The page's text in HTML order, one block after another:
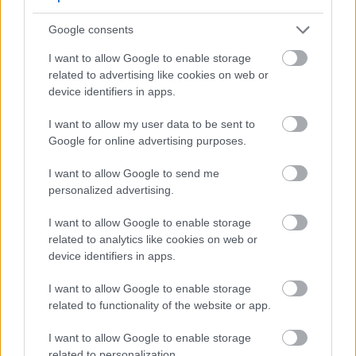
Google consents
I want to allow Google to enable storage
related to advertising like cookies on web or
device identifiers in apps.
I want to allow my user data to be sent to
Google for online advertising purposes.
I want to allow Google to send me
personalized advertising.
I want to allow Google to enable storage
related to analytics like cookies on web or
device identifiers in apps.
I want to allow Google to enable storage
related to functionality of the website or app.
I want to allow Google to enable storage
Amigoddal, ezért még feldolgozások is lesznek, úgy,
ahogy mi ma jónak halljuk. :)
6. Miért jó nyerni? Miért jó a legnagyobb
fesztiválszínpadokon játszani? Vagy miért jó nem
Sosem a verseny az, ami vezérel minket, hanem az,
közönség dönt, ha győzünk, ha nem. De a
Nagyszínpad egy olyan lehetőséget ad nekünk,
amivel ezt a folyamatot meg tudjuk gyorsítani és
ezért nagyon hálásak vagyunk.
7. Zenélni: hány százalék öröm, hány százalék
szenvedés? Miért annyi, amennyi?
Leginkább öröm, bár részemről sokszor előfordul,
hogy napokra elzárkózom a külvilágtól, és ha rég